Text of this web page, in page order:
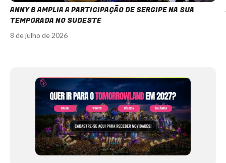
ANNY B AMPLIA A PARTICIPAÇÃO DE SERGIPE NA SUA
TEMPORADA NO SUDESTE
8 de julho de 2026